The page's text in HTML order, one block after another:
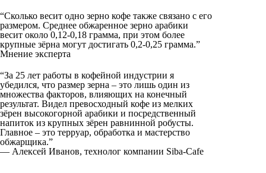
“Сколько весит одно зерно кофе также связано с его
размером. Среднее обжаренное зерно арабики
весит около 0,12-0,18 грамма, при этом более
крупные зёрна могут достигать 0,2-0,25 грамма.”
Мнение эксперта
“За 25 лет работы в кофейной индустрии я
убедился, что размер зерна – это лишь один из
множества факторов, влияющих на конечный
результат. Видел превосходный кофе из мелких
зёрен высокогорной арабики и посредственный
напиток из крупных зёрен равнинной робусты.
Главное – это терруар, обработка и мастерство
обжарщика.”
— Алексей Иванов, технолог компании Siba-Cafe